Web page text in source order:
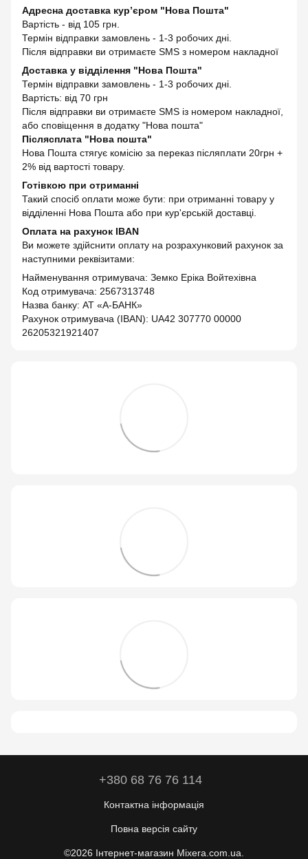
Адресна доставка кур’єром "Нова Пошта"
Вартість - від 105 грн.
Термін відправки замовлень - 1-3 робочих дні.
Після відправки ви отримаєте SMS з номером накладної
Доставка у відділення "Нова Пошта"
Термін відправки замовлень - 1-3 робочих дні.
Вартість: від 70 грн
Після відправки ви отримаєте SMS із номером накладної,
або сповіщення в додатку "Нова пошта"
Післясплата "Нова пошта"
Нова Пошта стягує комісію за переказ післяплати 20грн +
2% від вартості товару.
Готівкою при отриманні
Такий спосіб оплати може бути: при отриманні товару у
відділенні Нова Пошта або при кур'єрській доставці.
Оплата на рахунок IBAN
Ви можете здійснити оплату на розрахунковий рахунок за
наступними реквізитами:
Найменування отримувача: Земко Еріка Войтехівна
Код отримувача: 2567313748
Назва банку: АТ «А-БАНК»
Рахунок отримувача (IBAN): UA42 307770 00000
26205321921407
+380 68 76 76 114
Контактна інформація
Повна версія сайту
©2026 Інтернет-магазин Mixera.com.ua.